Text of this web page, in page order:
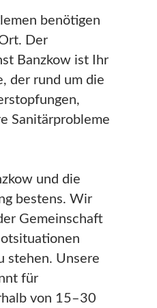
benötigen
Der
Banzkow ist Ihr
der rund um die
Sanitärprobleme
und die
bestens. Wir
Gemeinschaft
stehen. Unsere
für
von 15–30